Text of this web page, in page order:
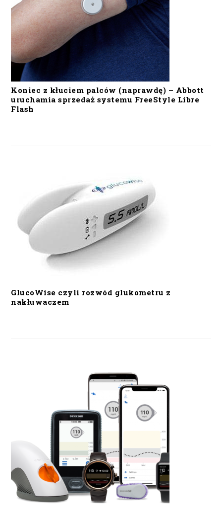
Koniec z kłuciem palców (naprawdę) – Abbott
uruchamia sprzedaż systemu FreeStyle Libre
Flash
GlucoWise czyli rozwód glukometru z
nakłuwaczem